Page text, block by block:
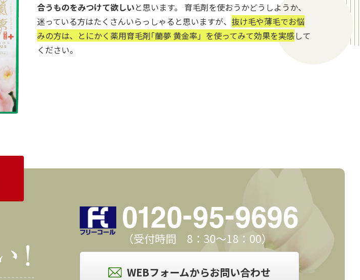
合うものをみつけて欲しいと思います。 育毛剤を使おうかどうしようか、
迷っている方はたくさんいらっしゃると思いますが、 抜け毛や薄毛でお悩
みの方は、とにかく薬用育毛剤｢蘭夢 黄金率」を使ってみて効果を実感して
ください。
（受付時間 8：30～18：00）
WEBフォームからお問い合わせ